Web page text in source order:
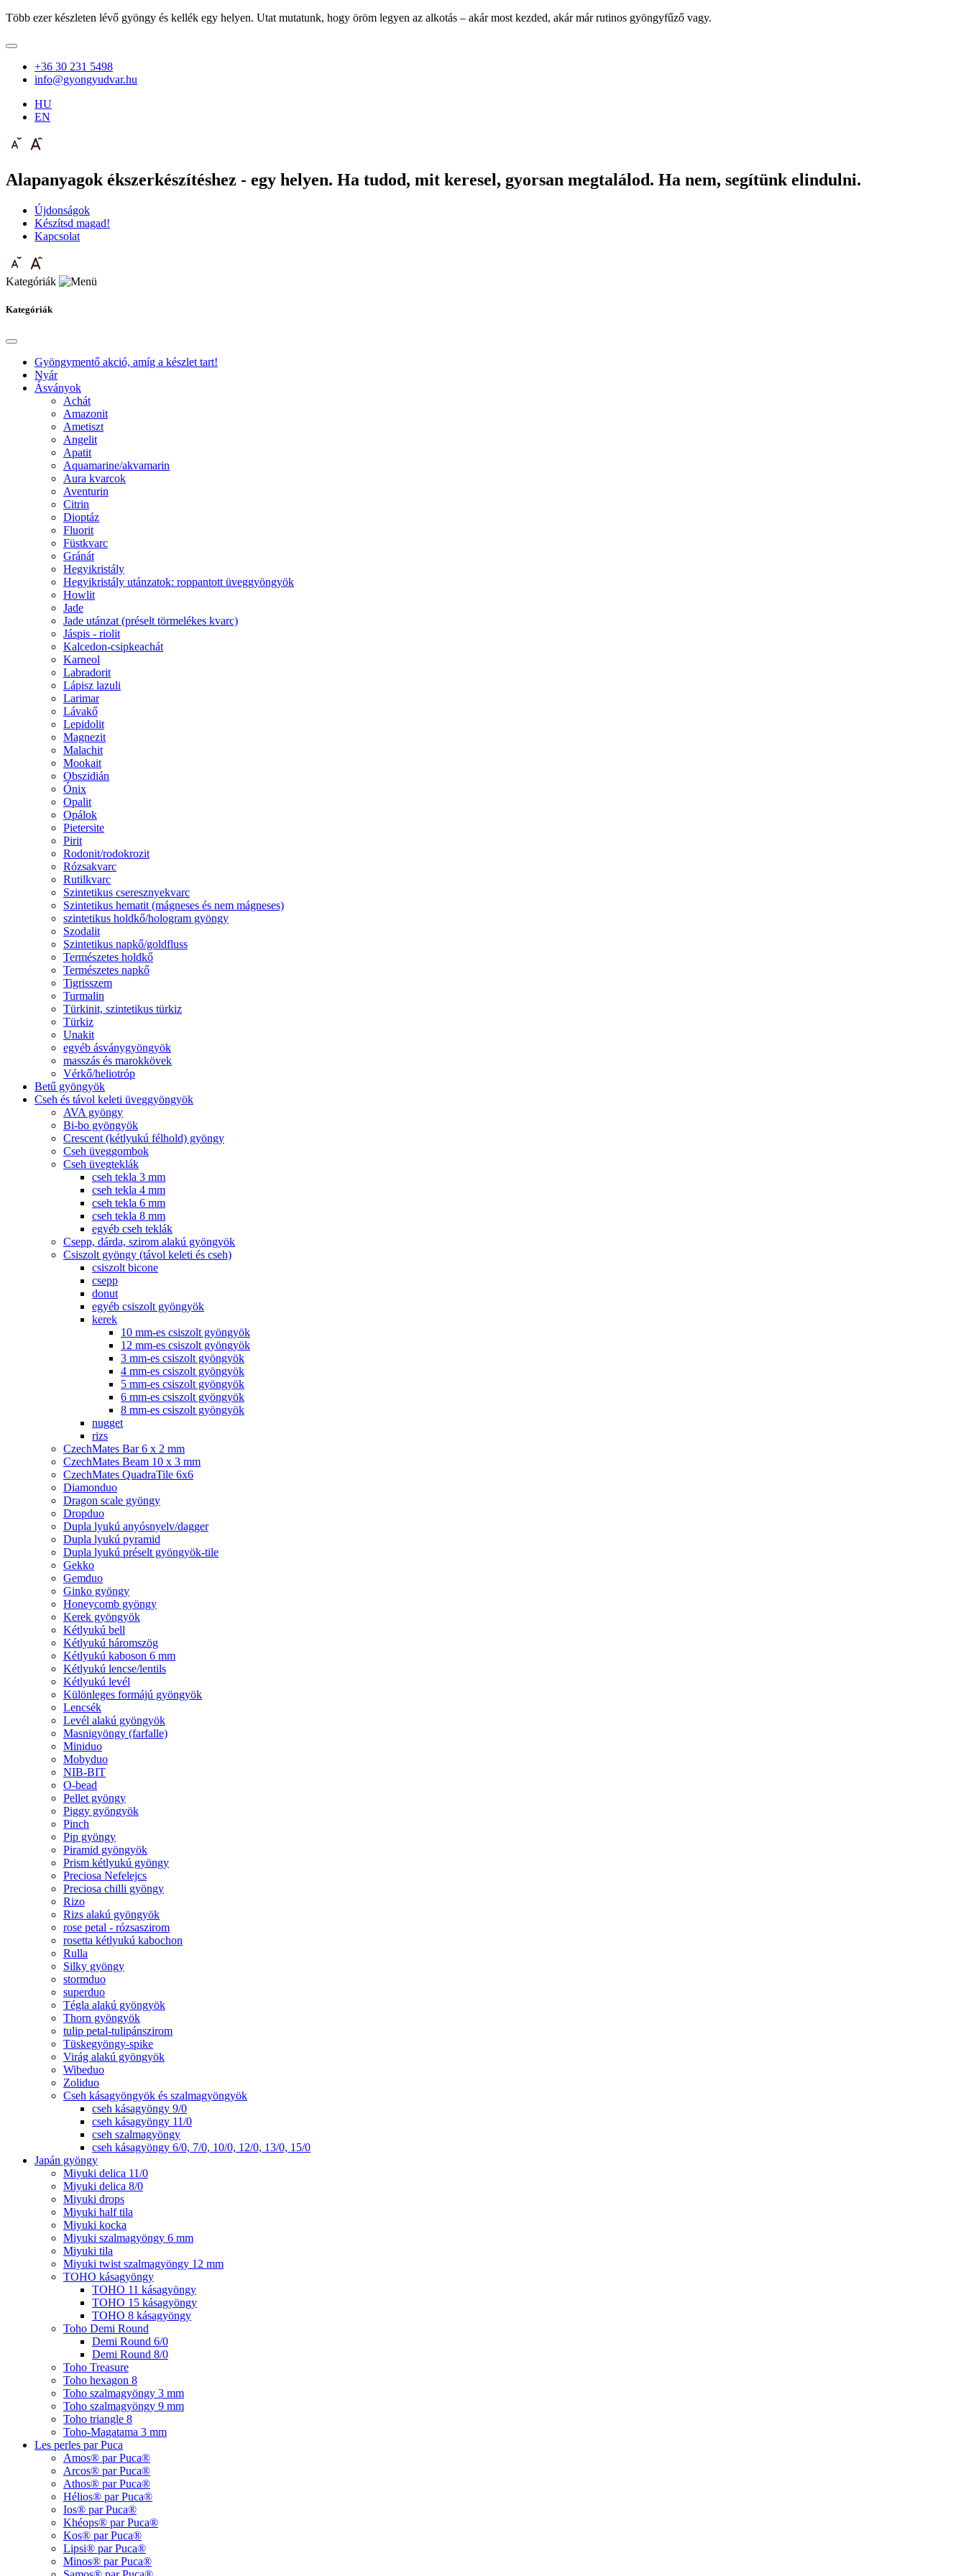
Több ezer készleten lévő gyöngy és kellék egy helyen. Utat mutatunk, hogy öröm legyen az alkotás – akár most kezded, akár már rutinos gyöngyfűző vagy.
+36 30 231 5498
info@gyongyudvar.hu
HU
EN
Alapanyagok ékszerkészítéshez - egy helyen. Ha tudod, mit keresel, gyorsan megtalálod. Ha nem, segítünk elindulni.
Újdonságok
Készítsd magad!
Kapcsolat
Kategóriák
Kategóriák
Gyöngymentő akció, amíg a készlet tart!
Nyár
Ásványok
Achát
Amazonit
Ametiszt
Angelit
Apatit
Aquamarine/akvamarin
Aura kvarcok
Aventurin
Citrin
Dioptáz
Fluorit
Füstkvarc
Gránát
Hegyikristály
Hegyikristály utánzatok: roppantott üveggyöngyök
Howlit
Jade
Jade utánzat (préselt törmelékes kvarc)
Jáspis - riolit
Kalcedon-csipkeachát
Karneol
Labradorit
Lápisz lazuli
Larimar
Lávakő
Lepidolit
Magnezit
Malachit
Mookait
Obszidián
Ónix
Opalit
Opálok
Pietersite
Pirit
Rodonit/rodokrozit
Rózsakvarc
Rutilkvarc
Szintetikus cseresznyekvarc
Szintetikus hematit (mágneses és nem mágneses)
szintetikus holdkő/hologram gyöngy
Szodalit
Szintetikus napkő/goldfluss
Természetes holdkő
Természetes napkő
Tigrisszem
Turmalin
Türkinit, szintetikus türkiz
Türkiz
Unakit
egyéb ásványgyöngyök
masszás és marokkövek
Vérkő/heliotróp
Betű gyöngyök
Cseh és távol keleti üveggyöngyök
AVA gyöngy
Bi-bo gyöngyök
Crescent (kétlyukú félhold) gyöngy
Cseh üveggombok
Cseh üvegteklák
cseh tekla 3 mm
cseh tekla 4 mm
cseh tekla 6 mm
cseh tekla 8 mm
egyéb cseh teklák
Csepp, dárda, szirom alakú gyöngyök
Csiszolt gyöngy (távol keleti és cseh)
csiszolt bicone
csepp
donut
egyéb csiszolt gyöngyök
kerek
10 mm-es csiszolt gyöngyök
12 mm-es csiszolt gyöngyök
3 mm-es csiszolt gyöngyök
4 mm-es csiszolt gyöngyök
5 mm-es csiszolt gyöngyök
6 mm-es csiszolt gyöngyök
8 mm-es csiszolt gyöngyök
nugget
rizs
CzechMates Bar 6 x 2 mm
CzechMates Beam 10 x 3 mm
CzechMates QuadraTile 6x6
Diamonduo
Dragon scale gyöngy
Dropduo
Dupla lyukú anyósnyelv/dagger
Dupla lyukú pyramid
Dupla lyukú préselt gyöngyök-tile
Gekko
Gemduo
Ginko gyöngy
Honeycomb gyöngy
Kerek gyöngyök
Kétlyukú bell
Kétlyukú háromszög
Kétlyukú kaboson 6 mm
Kétlyukú lencse/lentils
Kétlyukú levél
Különleges formájú gyöngyök
Lencsék
Levél alakú gyöngyök
Masnigyöngy (farfalle)
Miniduo
Mobyduo
NIB-BIT
O-bead
Pellet gyöngy
Piggy gyöngyök
Pinch
Pip gyöngy
Piramid gyöngyök
Prism kétlyukú gyöngy
Preciosa Nefelejcs
Preciosa chilli gyöngy
Rizo
Rizs alakú gyöngyök
rose petal - rózsaszirom
rosetta kétlyukú kabochon
Rulla
Silky gyöngy
stormduo
superduo
Tégla alakú gyöngyök
Thorn gyöngyök
tulip petal-tulipánszirom
Tüskegyöngy-spike
Virág alakú gyöngyök
Wibeduo
Zoliduo
Cseh kásagyöngyök és szalmagyöngyök
cseh kásagyöngy 9/0
cseh kásagyöngy 11/0
cseh szalmagyöngy
cseh kásagyöngy 6/0, 7/0, 10/0, 12/0, 13/0, 15/0
Japán gyöngy
Miyuki delica 11/0
Miyuki delica 8/0
Miyuki drops
Miyuki half tila
Miyuki kocka
Miyuki szalmagyöngy 6 mm
Miyuki tila
Miyuki twist szalmagyöngy 12 mm
TOHO kásagyöngy
TOHO 11 kásagyöngy
TOHO 15 kásagyöngy
TOHO 8 kásagyöngy
Toho Demi Round
Demi Round 6/0
Demi Round 8/0
Toho Treasure
Toho hexagon 8
Toho szalmagyöngy 3 mm
Toho szalmagyöngy 9 mm
Toho triangle 8
Toho-Magatama 3 mm
Les perles par Puca
Amos® par Puca®
Arcos® par Puca®
Athos® par Puca®
Hélios® par Puca®
Ios® par Puca®
Khéops® par Puca®
Kos® par Puca®
Lipsi® par Puca®
Minos® par Puca®